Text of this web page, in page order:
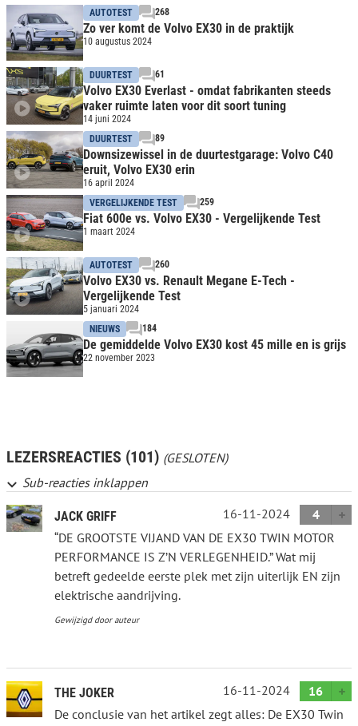
AUTOTEST 268
Zo ver komt de Volvo EX30 in de praktijk
10 augustus 2024
DUURTEST 61
Volvo EX30 Everlast - omdat fabrikanten steeds
vaker ruimte laten voor dit soort tuning
14 juni 2024
DUURTEST
89
Downsizewissel in de duurtestgarage: Volvo C40
eruit, Volvo EX30 erin
16 april 2024
VERGELIJKENDE TEST
259
Fiat 600e vs. Volvo EX30 - Vergelijkende Test
1 maart 2024
AUTOTEST 260
Volvo EX30 vs. Renault Megane E-Tech -
Vergelijkende Test
5 januari 2024
NIEUWS
184
De gemiddelde Volvo EX30 kost 45 mille en is grijs
22 november 2023
LEZERSREACTIES (101) (GESLOTEN)
Sub-reacties inklappen
JACK GRIFF 16-11-2024
4
“DE GROOTSTE VIJAND VAN DE EX30 TWIN MOTOR
PERFORMANCE IS Z’N VERLEGENHEID.” Wat mij
betreft gedeelde eerste plek met zijn uiterlijk EN zijn
elektrische aandrijving.
Gewijzigd door auteur
THE JOKER 16-11-2024
16
De conclusie van het artikel zegt alles: De EX30 Twin